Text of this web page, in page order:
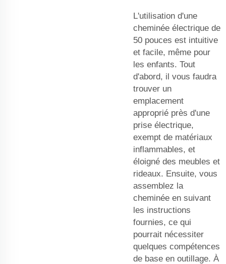
L'utilisation d'une
cheminée électrique de
50 pouces est intuitive
et facile, même pour
les enfants. Tout
d'abord, il vous faudra
trouver un
emplacement
approprié près d'une
prise électrique,
exempt de matériaux
inflammables, et
éloigné des meubles et
rideaux. Ensuite, vous
assemblez la
cheminée en suivant
les instructions
fournies, ce qui
pourrait nécessiter
quelques compétences
de base en outillage. À